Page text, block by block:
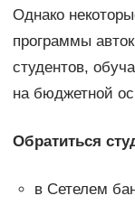
Однако
программы
студентов,
на бюджетной
Обратиться
в Сетелем